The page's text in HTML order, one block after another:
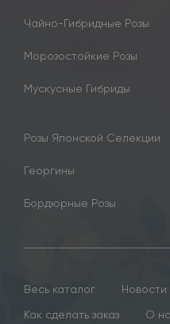
Чайно-Гибридные Розы
Морозостойкие Розы
Мускусные Гибриды
Розы Японской Селекции
Георгины
Бордюрные Розы
Весь каталог Новости
Как сделать заказ
О